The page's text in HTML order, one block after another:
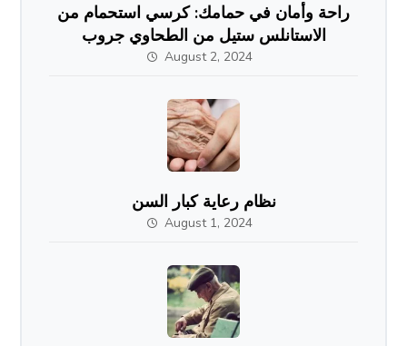
راحة وأمان في حمامك: كرسي استحمام من
الاستانلس ستيل من الطحاوي جروب
August 2, 2024
نظام رعاية كبار السن
August 1, 2024